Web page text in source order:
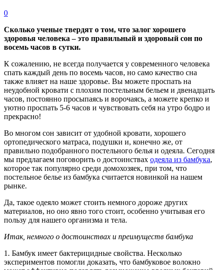
0
Сколько ученые твердят о том, что залог хорошего
здоровья человека – это правильный и здоровый сон по
восемь часов в сутки.
К сожалению, не всегда получается у современного человека
спать каждый день по восемь часов, но само качество сна
также влияет на наше здоровье. Вы можете проспать на
неудобной кровати с плохим постельным бельем и двенадцать
часов, постоянно просыпаясь и ворочаясь, а можете крепко и
уютно проспать 5-6 часов и чувствовать себя на утро бодро и
прекрасно!
Во многом сон зависит от удобной кровати, хорошего
ортопедического матраса, подушки и, конечно же, от
правильно подобранного постельного белья и одеяла. Сегодня
мы предлагаем поговорить о достоинствах одеяла из бамбука,
которое так популярно среди домохозяек, при том, что
постельное белье из бамбука считается новинкой на нашем
рынке.
Да, такое одеяло может стоить немного дороже других
материалов, но оно явно того стоит, особенно учитывая его
пользу для нашего организма и тела.
Итак, немного о достоинствах и преимуществ бамбука
1. Бамбук имеет бактерицидные свойства. Несколько
экспериментов помогли доказать, что бамбуковое волокно